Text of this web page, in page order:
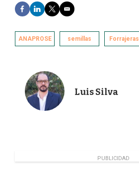
F
a
e
b
L
i
k
e
n
T
w
t
t
E
m
i
l
ANAPROSE semillas Forrajeras
Luis Silva
PUBLICIDAD